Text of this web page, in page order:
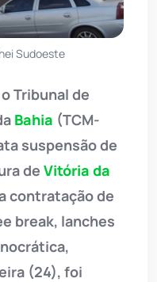
Sudoeste
Tribunal de
Bahia (TCM-
suspensão de
de Vitória da
contratação de
break, lanches
(24), foi